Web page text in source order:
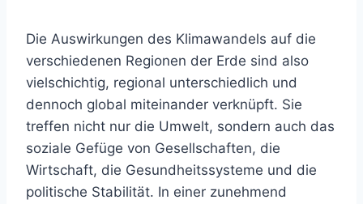
Die Auswirkungen des Klimawandels auf die
verschiedenen Regionen der Erde sind also
vielschichtig, regional unterschiedlich und
dennoch global miteinander verknüpft. Sie
treffen nicht nur die Umwelt, sondern auch das
soziale Gefüge von Gesellschaften, die
Wirtschaft, die Gesundheitssysteme und die
politische Stabilität. In einer zunehmend